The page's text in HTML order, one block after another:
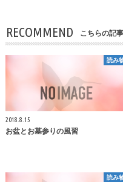
RECOMMEND こちらの記
読み
2018.8.15
お盆とお墓参りの風習
読み